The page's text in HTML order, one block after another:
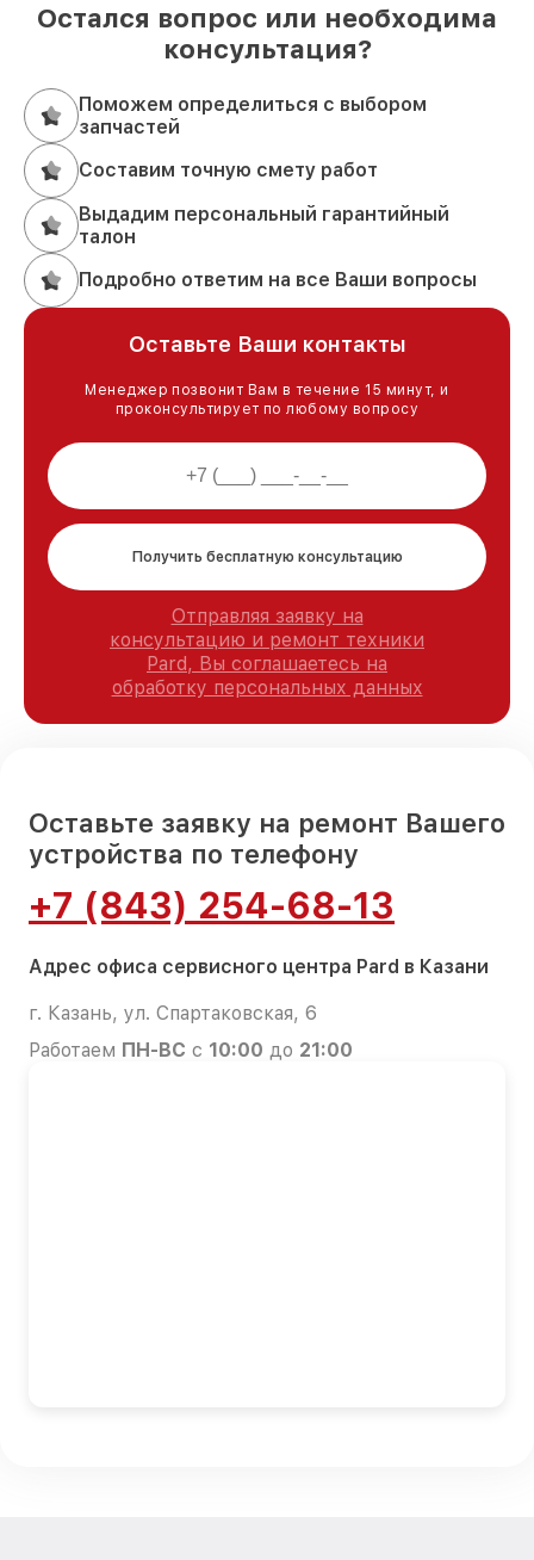
Остался вопрос или необходима
консультация?
Поможем определиться с выбором
запчастей
Составим точную смету работ
Выдадим персональный гарантийный
талон
Подробно ответим на все Ваши вопросы
Оставьте Ваши контакты
Менеджер позвонит Вам в течение 15 минут, и
проконсультирует по любому вопросу
Получить бесплатную консультацию
Отправляя заявку на
консультацию и ремонт техники
Pard, Вы соглашаетесь на
обработку персональных данных
Оставьте заявку на ремонт Вашего
устройства по телефону
+7 (843) 254-68-13
Адрес офиса сервисного центра Pard в Казани
г. Казань, ул. Спартаковская, 6
Работаем ПН-ВС с 10:00 до 21:00